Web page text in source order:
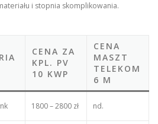
i stopnia skomplikowania.
CENA ZA
KPL. PV
10 KWP
CENA
MASZT
TELEKOM
6 M
1800 – 2800 zł nd.